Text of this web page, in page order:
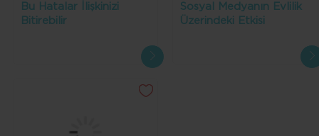
Bu Hatalar İlişkinizi
Bitirebilir
Sosyal Medyanın Evlilik
Üzerindeki Etkisi